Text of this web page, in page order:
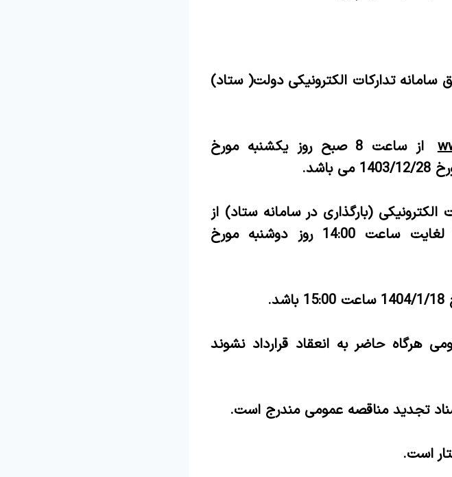
تدارکات الکترونیکی دولت( ستاد)
از ساعت 8 صبح روز یکشنبه مورخ
(بارگذاری در سامانه ستاد) از
ساعت 19روز سه شنبه مورخ 1403/12/28 لغایت ساعت 14:00 روز دوشنبه مورخ
هرگاه حاضر به انعقاد قرارداد نشوند
تجدید مناقصه عمومی مندرج است.
است.